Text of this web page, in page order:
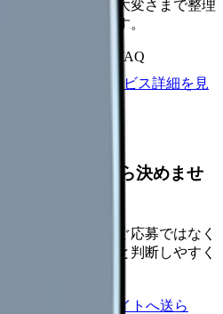
、職場の正直な大変さまで整理
人票へ改善します。
応募前FAQ
りを依頼
サービス詳細を見
件を比べてから決めませ
なった時は、すぐ応募ではなく
談先」を分けると判断しやすく
取る
外部転職サイトへ送ら